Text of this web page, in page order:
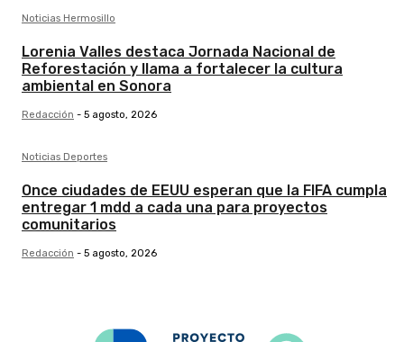
Noticias Hermosillo
Lorenia Valles destaca Jornada Nacional de
Reforestación y llama a fortalecer la cultura
ambiental en Sonora
Redacción - 5 agosto, 2026
Noticias Deportes
Once ciudades de EEUU esperan que la FIFA cumpla
entregar 1 mdd a cada una para proyectos
comunitarios
Redacción - 5 agosto, 2026